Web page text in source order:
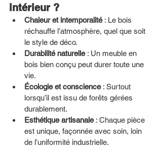
intérieur ?
Chaleur et intemporalité : Le bois
réchauffe l’atmosphère, quel que soit
le style de déco.
Durabilité naturelle : Un meuble en
bois bien conçu peut durer toute une
vie.
Écologie et conscience : Surtout
lorsqu’il est issu de forêts gérées
durablement.
Esthétique artisanale : Chaque pièce
est unique, façonnée avec soin, loin
de l’uniformité industrielle.